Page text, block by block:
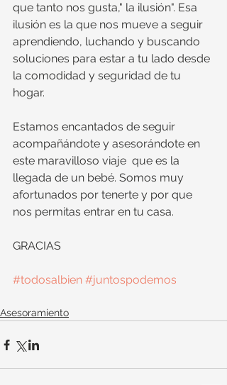
que tanto nos gusta," la ilusión". Esa
ilusión es la que nos mueve a seguir
aprendiendo, luchando y buscando
soluciones para estar a tu lado desde
la comodidad y seguridad de tu
hogar.
Estamos encantados de seguir
acompañándote y asesorándote en
este maravilloso viaje  que es la
llegada de un bebé. Somos muy
afortunados por tenerte y por que
nos permitas entrar en tu casa.
GRACIAS
#todosalbien #juntospodemos
Asesoramiento